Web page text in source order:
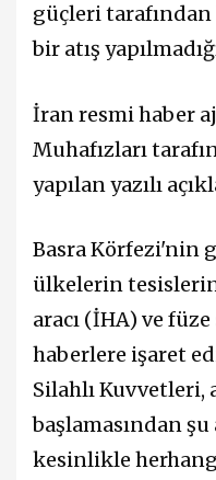
güçleri
bir atış
İran resmi haber
Muhafızları
yapılan yazılı
Basra Körfezi'nin
ülkelerin
aracı (İHA) ve
haberlere işaret
Silahlı Kuvvetleri,
başlamasından
kesinlikle